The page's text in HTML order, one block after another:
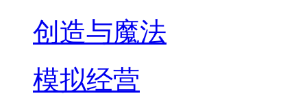
创造与魔法
模拟经营